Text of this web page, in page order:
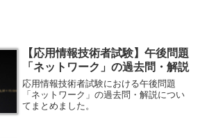
【応用情報技術者試験】午後問題
「ネットワーク」の過去問・解説
応用情報技術者試験における午後問題
「ネットワーク」の過去問・解説につい
てまとめました。